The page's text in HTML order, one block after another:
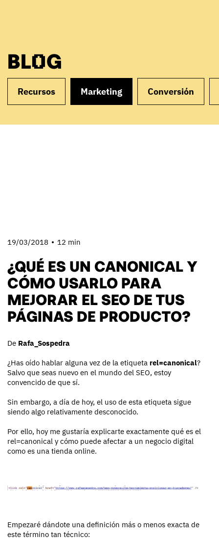
BLOG
Recursos Marketing Conversión
19/03/2018 12 min
¿QUÉ ES UN CANONICAL Y
CÓMO USARLO PARA
MEJORAR EL SEO DE TUS
PÁGINAS DE PRODUCTO?
De Rafa_Sospedra
¿Has oído hablar alguna vez de la etiqueta rel=canonical?
Salvo que seas nuevo en el mundo del SEO, estoy
convencido de que sí.
Sin embargo, a día de hoy, el uso de esta etiqueta sigue
siendo algo relativamente desconocido.
Por ello, hoy me gustaría explicarte exactamente qué es el
rel=canonical y cómo puede afectar a un negocio digital
como es una tienda online.
Empezaré dándote una definición más o menos exacta de
este término tan técnico: